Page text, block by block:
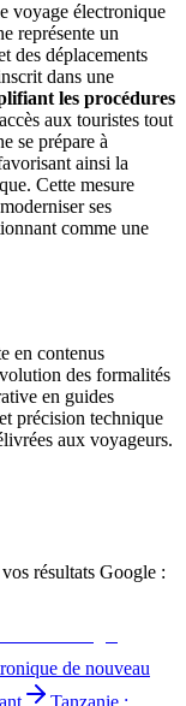
voyage électronique
représente un
des déplacements
dans une
les procédures
aux touristes tout
se prépare à
ainsi la
Cette mesure
ses
comme une
en contenus
des formalités
en guides
précision technique
aux voyageurs.
résultats Google :
de nouveau
Tanzanie :